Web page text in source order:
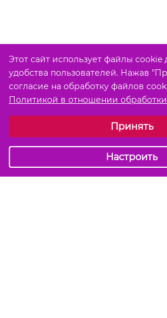
Этот сайт использует файлы cookie
удобства пользователей. Нажав
согласие на обработку файлов
Политикой в отношении
Обязательные (технические)Принять
Настроить